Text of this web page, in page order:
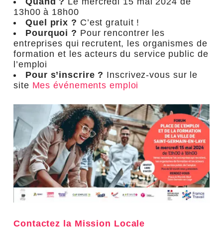
13h00 à 18h00
Quel prix ? C’est gratuit !
Pourquoi ? Pour rencontrer les
entreprises qui recrutent, les organismes de
formation et les acteurs du service public de
l’emploi
Pour s’inscrire ? Inscrivez-vous sur le
site Mes événements emploi
Contactez la Mission Locale